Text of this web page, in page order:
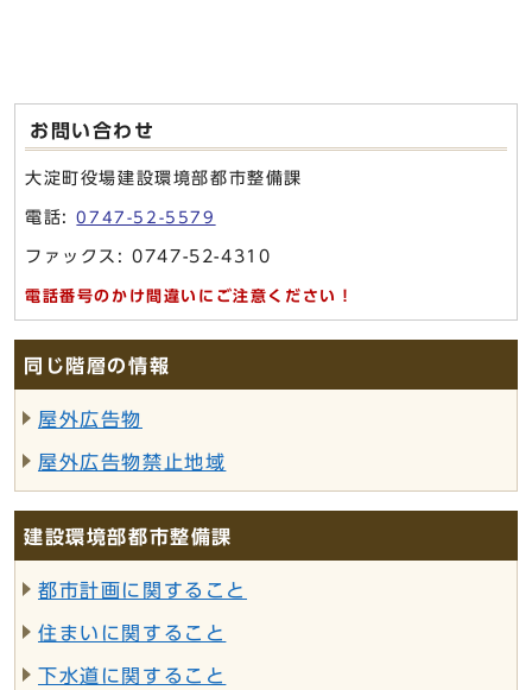
お問い合わせ
大淀町役場建設環境部都市整備課
電話:0747-52-5579
ファックス: 0747-52-4310
電話番号のかけ間違いにご注意ください！
同じ階層の情報
屋外広告物
屋外広告物禁止地域
建設環境部都市整備課
都市計画に関すること
住まいに関すること
下水道に関すること